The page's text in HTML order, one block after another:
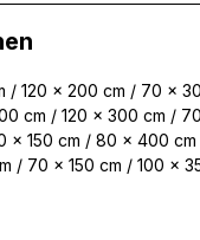
/ 120 x 200 cm / 70 x
cm / 120 x 300 cm /
x 150 cm / 80 x 400
/ 70 x 150 cm / 100 x
Inhalte und
zu analysieren.